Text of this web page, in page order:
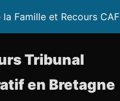
Famille et Recours CAF
Tribunal
en Bretagne